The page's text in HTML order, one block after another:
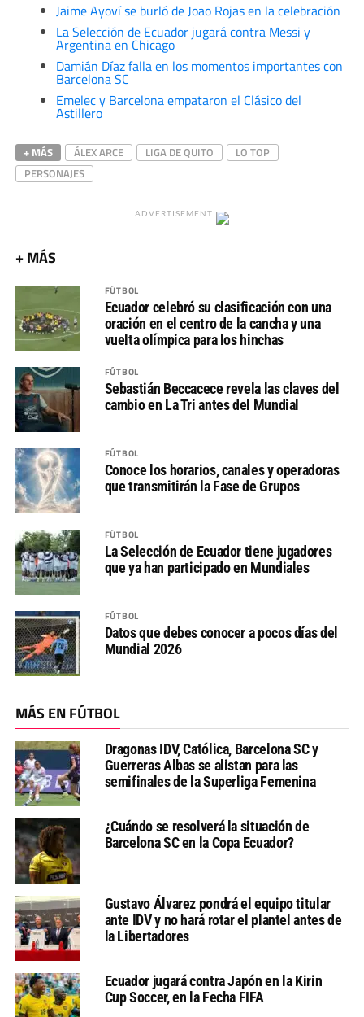
Jaime Ayoví se burló de Joao Rojas en la celebración
La Selección de Ecuador jugará contra Messi y
Argentina en Chicago
Damián Díaz falla en los momentos importantes con
Barcelona SC
Emelec y Barcelona empataron el Clásico del
Astillero
+ MÁS ÁLEX ARCE LIGA DE QUITO
LO TOP
PERSONAJES
ADVERTISEMENT
+ MÁS
FÚTBOL
Ecuador celebró su clasificación con una
oración en el centro de la cancha y una
vuelta olímpica para los hinchas
FÚTBOL
Sebastián Beccacece revela las claves del
cambio en La Tri antes del Mundial
FÚTBOL
Conoce los horarios, canales y operadoras
que transmitirán la Fase de Grupos
FÚTBOL
La Selección de Ecuador tiene jugadores
que ya han participado en Mundiales
FÚTBOL
Datos que debes conocer a pocos días del
Mundial 2026
MÁS EN FÚTBOL
Dragonas IDV, Católica, Barcelona SC y
Guerreras Albas se alistan para las
semifinales de la Superliga Femenina
¿Cuándo se resolverá la situación de
Barcelona SC en la Copa Ecuador?
Gustavo Álvarez pondrá el equipo titular
ante IDV y no hará rotar el plantel antes de
la Libertadores
Ecuador jugará contra Japón en la Kirin
Cup Soccer, en la Fecha FIFA